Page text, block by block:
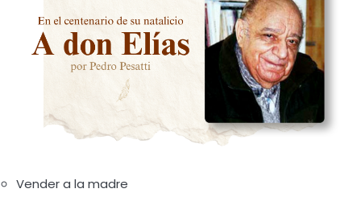
Vender a la madre